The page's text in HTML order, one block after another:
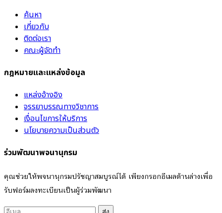
ค้นหา
เกี่ยวกับ
ติดต่อเรา
คณะผู้จัดทำ
กฎหมายและแหล่งข้อมูล
แหล่งอ้างอิง
จรรยาบรรณทางวิชาการ
เงื่อนไขการให้บริการ
นโยบายความเป็นส่วนตัว
ร่วมพัฒนาพจนานุกรม
คุณช่วยให้พจนานุกรมปรัชญาสมบูรณ์ได้ เพียงกรอกอีเมลด้านล่างเพื่อ
รับฟอร์มลงทะเบียนเป็นผู้ร่วมพัฒนา